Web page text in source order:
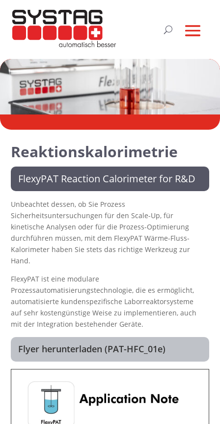
Reaktionskalorimetrie
FlexyPAT Reaction Calorimeter for R&D
Unbeachtet dessen, ob Sie Prozess
Sicherheitsuntersuchungen für den Scale-Up, für
kinetische Analysen oder für die Prozess-Optimierung
durchführen müssen, mit dem FlexyPAT Wärme-Fluss-
Kalorimeter haben Sie stets das richtige Werkzeug zur
Hand.
FlexyPAT ist eine modulare
Prozessautomatisierungstechnologie, die es ermöglicht,
automatisierte kundenspezifische Laborreaktorsysteme
auf sehr kostengünstige Weise zu implementieren, auch
mit der Integration bestehender Geräte.
Flyer herunterladen (PAT-HFC_01e)